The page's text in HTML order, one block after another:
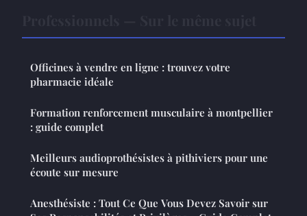
Officines à vendre en ligne : trouvez votre
pharmacie idéale
Formation renforcement musculaire à montpellier
: guide complet
Meilleurs audioprothésistes à pithiviers pour une
écoute sur mesure
Anesthésiste : Tout Ce Que Vous Devez Savoir sur